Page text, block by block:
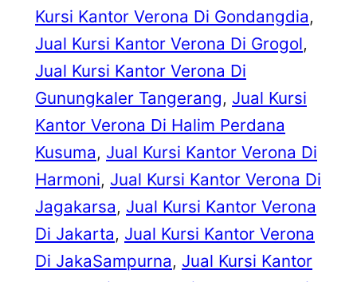
Kursi Kantor Verona Di Gondangdia
Jual Kursi Kantor Verona Di Grogol
Jual Kursi Kantor Verona Di
Gunungkaler Tangerang, Jual Kursi
Kantor Verona Di Halim Perdana
Kusuma, Jual Kursi Kantor Verona Di
Harmoni, Jual Kursi Kantor Verona Di
Jagakarsa, Jual Kursi Kantor Verona
Di Jakarta, Jual Kursi Kantor Verona
Di JakaSampurna, Jual Kursi Kantor